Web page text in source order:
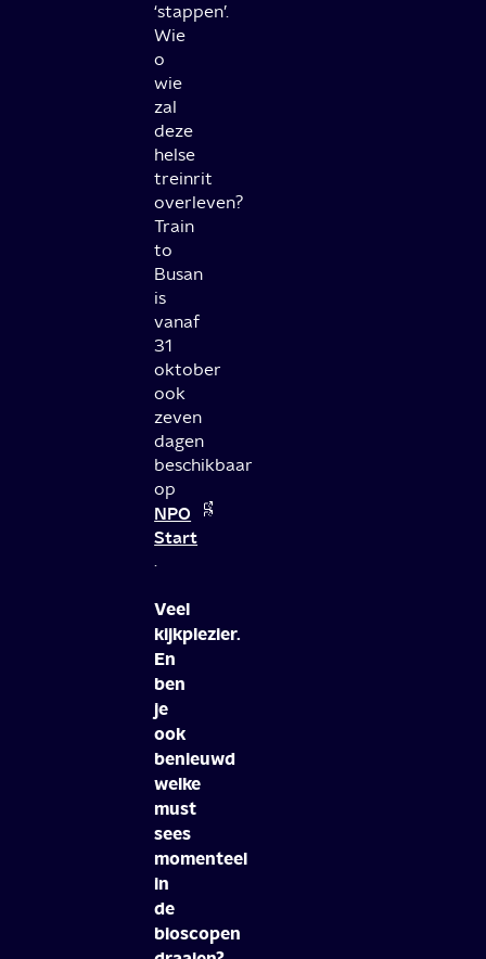
‘stappen’.
Wie
o
wie
zal
deze
helse
treinrit
overleven?
Train
to
Busan
is
vanaf
31
oktober
ook
zeven
dagen
beschikbaar
op
NPO
Start
.
Veel
kijkplezier.
En
ben
je
ook
benieuwd
welke
must
sees
momenteel
in
de
bioscopen